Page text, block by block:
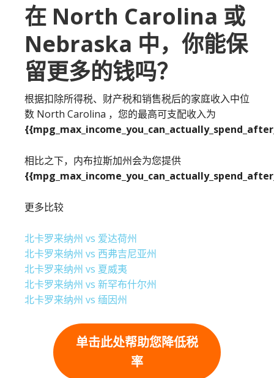
在 North Carolina 或
Nebraska 中，你能保
留更多的钱吗？
根据扣除所得税、财产税和销售税后的家庭收入中位
数 North Carolina ，您的最高可支配收入为
相比之下，内布拉斯加州会为您提供
更多比较
北卡罗来纳州 vs 爱达荷州
北卡罗来纳州 vs 西弗吉尼亚州
北卡罗来纳州 vs 夏威夷
北卡罗来纳州 vs 新罕布什尔州
北卡罗来纳州 vs 缅因州
单击此处帮助您降低税
率